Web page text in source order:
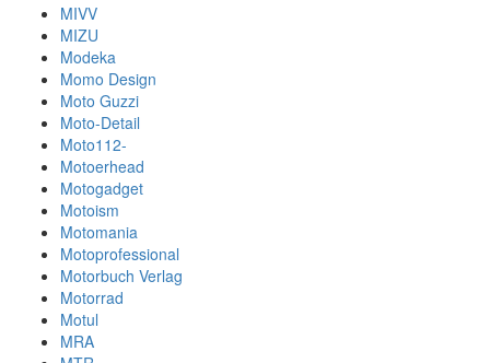
MIVV
MIZU
Modeka
Momo Design
Moto Guzzi
Moto-Detail
Moto112-
Motoerhead
Motogadget
Motoism
Motomania
Motoprofessional
Motorbuch Verlag
Motorrad
Motul
MRA